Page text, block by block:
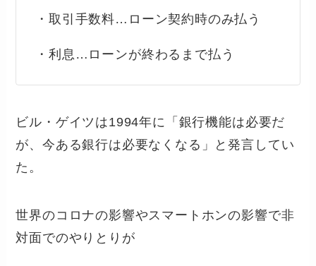
・取引手数料…ローン契約時のみ払う
・利息…ローンが終わるまで払う
ビル・ゲイツは1994年に「銀行機能は必要だ
が、今ある銀行は必要なくなる」と発言してい
た。
世界のコロナの影響やスマートホンの影響で非
対面でのやりとりが